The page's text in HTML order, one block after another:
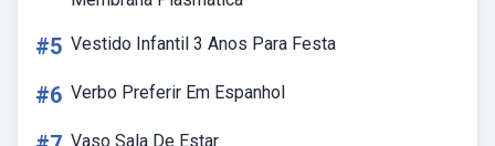
#5 Vestido Infantil 3 Anos Para Festa
#6 Verbo Preferir Em Espanhol
Vaso Sala De Estar